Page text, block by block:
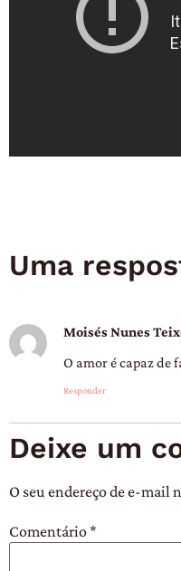
Uma
Moisés Nunes
O amor é capaz de
Responder
Deixe um
O seu endereço de e-mail
Comentário*